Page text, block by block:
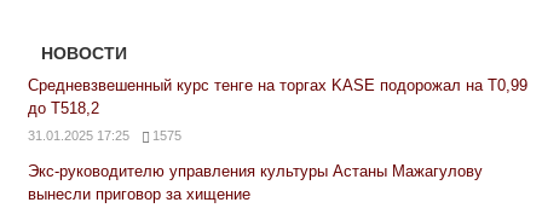
НОВОСТИ
Средневзвешенный курс тенге на торгах KASE подорожал на Т0,99
до Т518,2
31.01.2025 17:25 1575
Экс-руководителю управления культуры Астаны Мажагулову
вынесли приговор за хищение